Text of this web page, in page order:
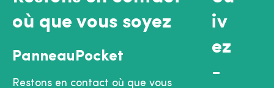
où que vous soyez
PanneauPocket
Restons en contact où que vous
iv
ez
-